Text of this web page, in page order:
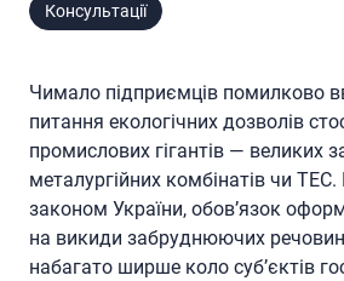
Консультації
Чимало підприємців помилково
питання екологічних дозволів
промислових гігантів — великих
металургійних комбінатів чи ТЕС.
законом України, обов’язок
на викиди забруднюючих
набагато ширше коло суб’єктів